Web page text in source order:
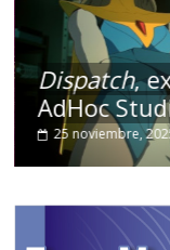
Dispatch,
AdHoc
25 noviembre,